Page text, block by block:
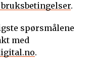
.
spørsmålene
med
.